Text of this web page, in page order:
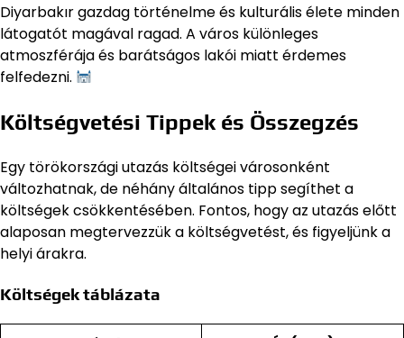
Diyarbakır gazdag történelme és kulturális élete minden
látogatót magával ragad. A város különleges
atmoszférája és barátságos lakói miatt érdemes
felfedezni.
Költségvetési Tippek és Összegzés
Egy törökországi utazás költségei városonként
változhatnak, de néhány általános tipp segíthet a
költségek csökkentésében. Fontos, hogy az utazás előtt
alaposan megtervezzük a költségvetést, és figyeljünk a
helyi árakra.
Költségek táblázata